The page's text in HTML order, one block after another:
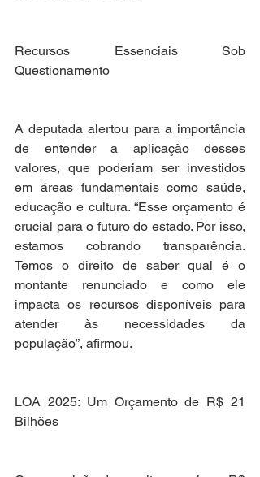
Recursos Essenciais Sob
Questionamento
A deputada alertou para a importância
de entender a aplicação desses
valores, que poderiam ser investidos
em áreas fundamentais como saúde,
educação e cultura. “Esse orçamento é
crucial para o futuro do estado. Por isso,
estamos cobrando transparência.
Temos o direito de saber qual é o
montante renunciado e como ele
impacta os recursos disponíveis para
atender às necessidades da
população”, afirmou.
LOA 2025: Um Orçamento de R$ 21
Bilhões